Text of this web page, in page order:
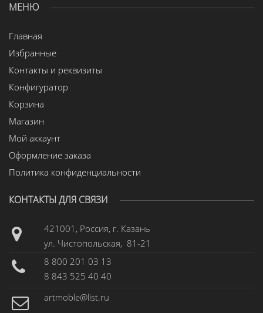
МЕНЮ
Главная
Избранные
Контакты и реквизиты
Конфигуратор
Корзина
Магазин
Мой аккаунт
Оформление заказа
Политика конфиденциальности
КОНТАКТЫ ДЛЯ СВЯЗИ
421001, Россия, г. Казань
ул. Чистопольская, 81-21
8 800 201 03 13
8 843 525 40 40
artmoble@list.ru